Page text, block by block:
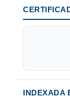
INDEXADA